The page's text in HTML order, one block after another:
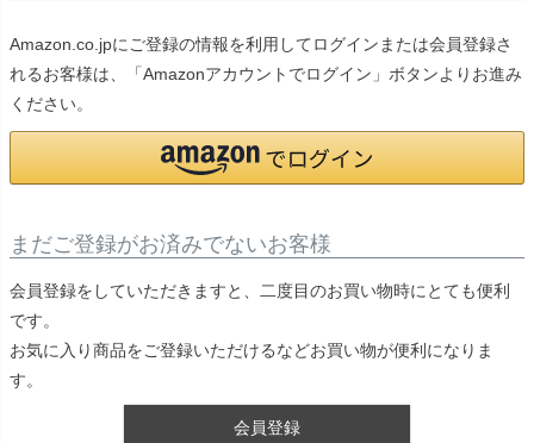
Amazon.co.jpにご登録の情報を利用してログインまたは会員登録さ
れるお客様は、「Amazonアカウントでログイン」ボタンよりお進み
ください。
まだご登録がお済みでないお客様
会員登録をしていただきますと、二度目のお買い物時にとても便利
です。
お気に入り商品をご登録いただけるなどお買い物が便利になりま
す。
会員登録